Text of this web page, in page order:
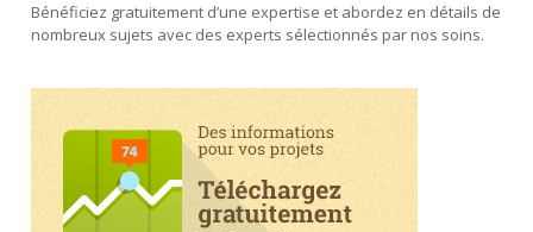
Bénéficiez gratuitement d’une expertise et abordez en détails de
nombreux sujets avec des experts sélectionnés par nos soins.